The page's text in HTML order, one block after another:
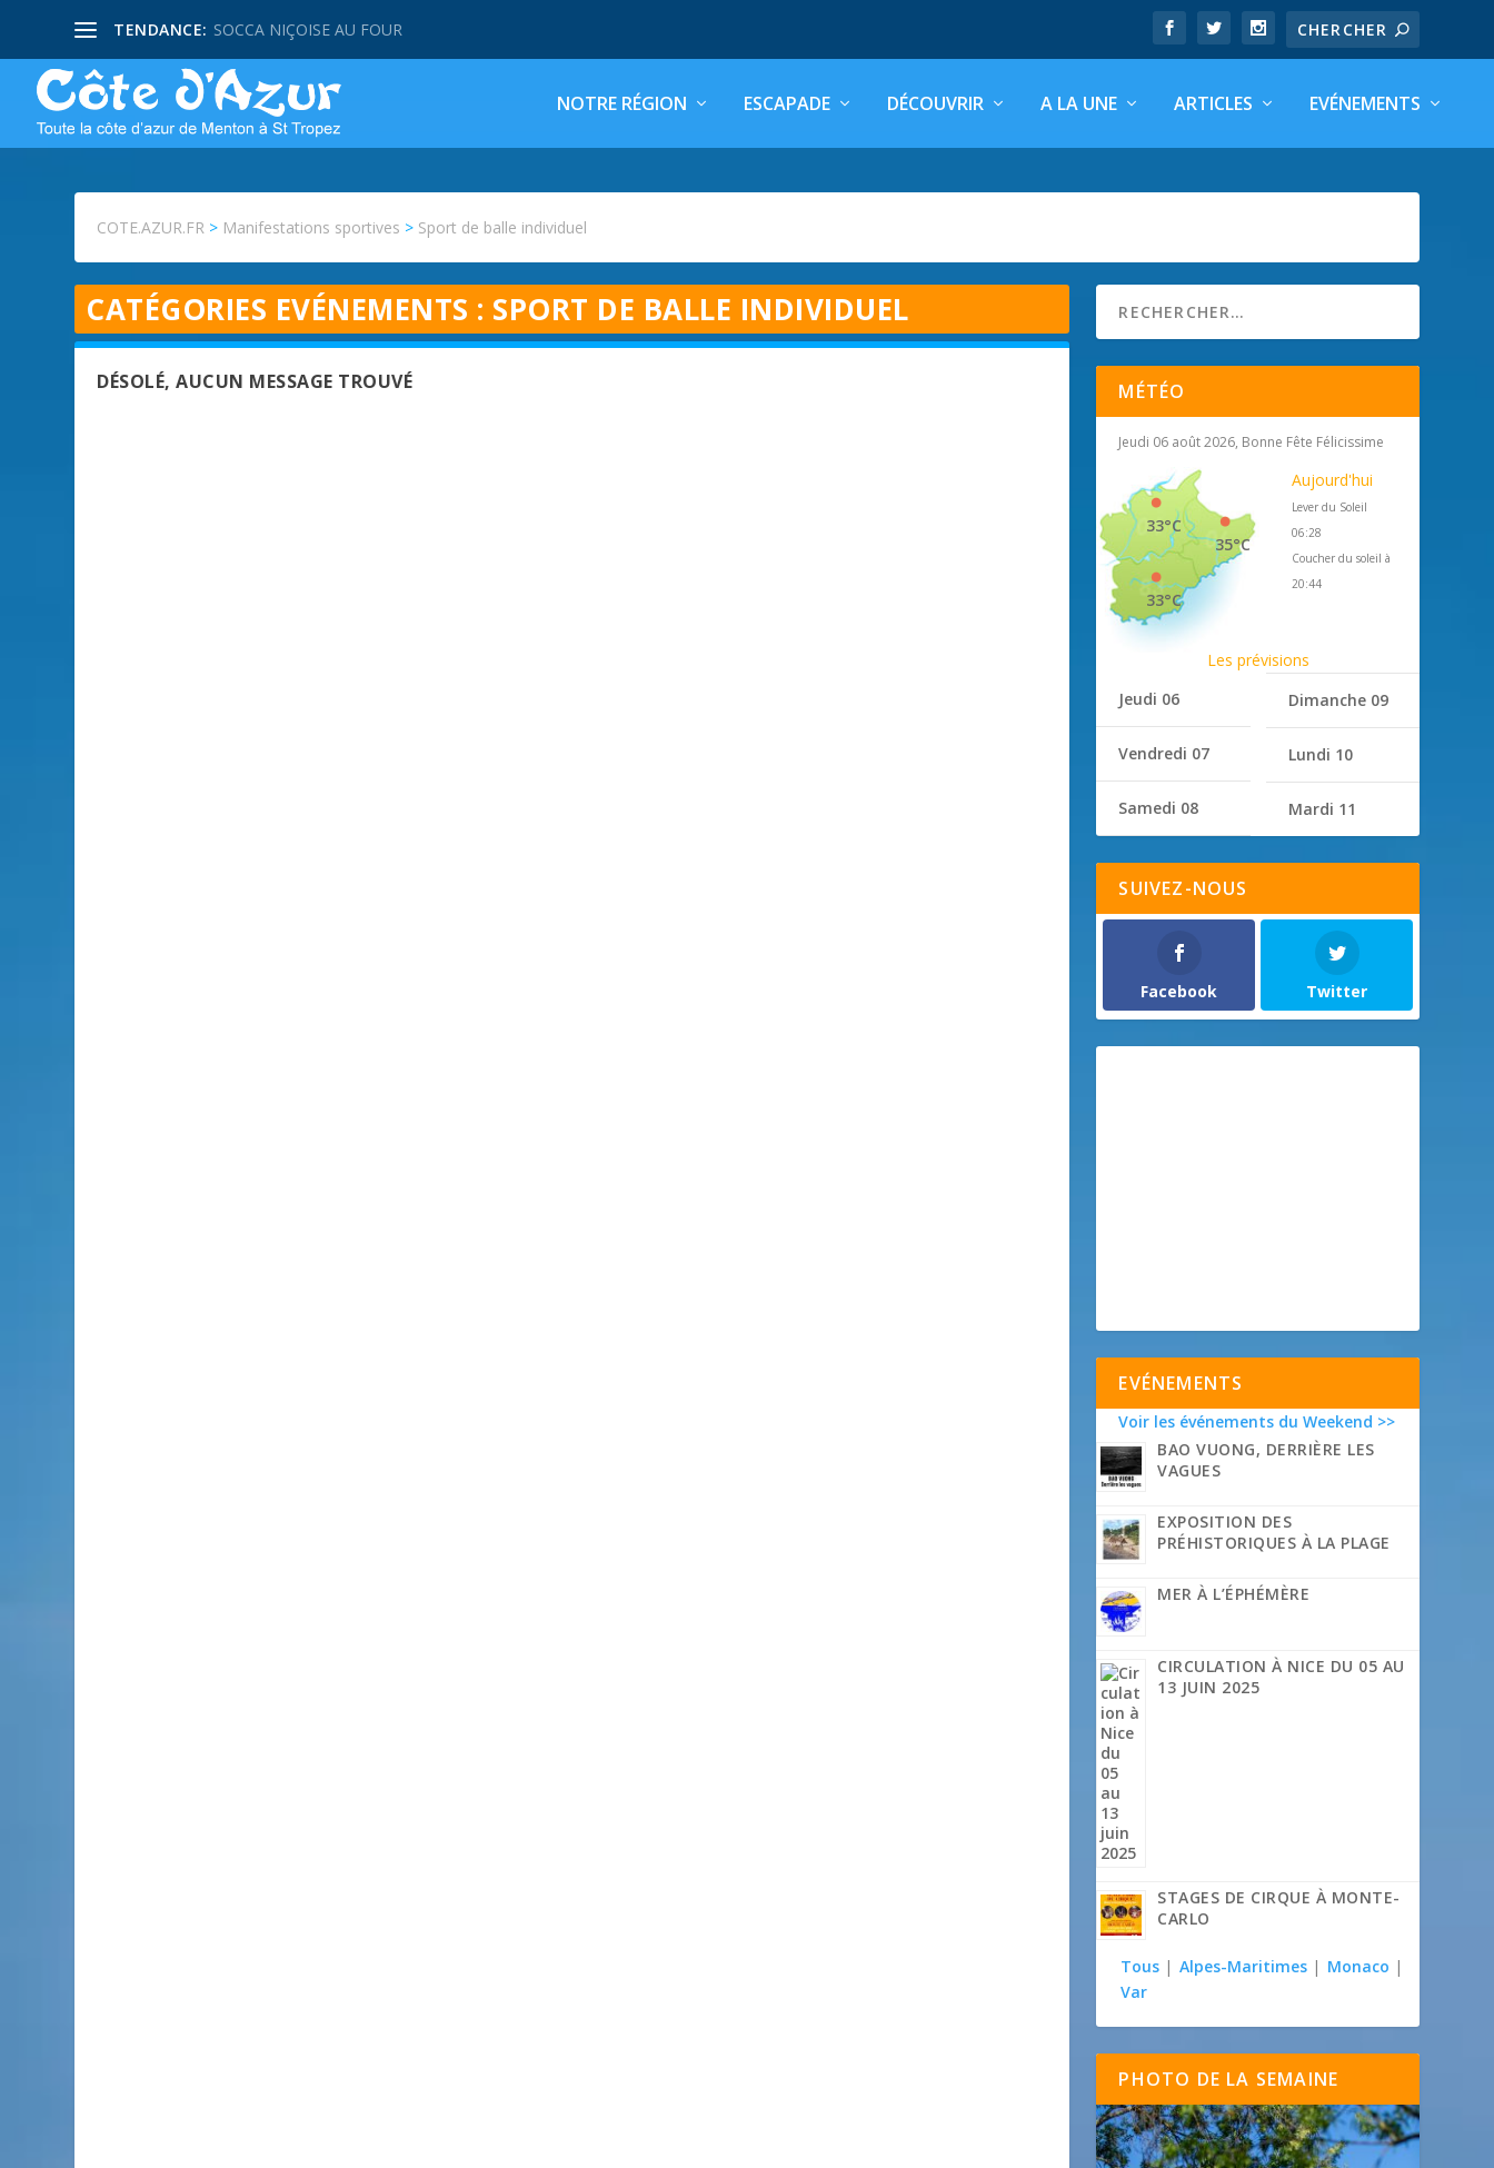
TENDANCE: SOCCA NIÇOISE AU FOUR
NOTRE RÉGION ESCAPADE DÉCOUVRIR A LA UNE ARTICLES EVÉNEMENTS
COTE.AZUR.FR > Manifestations sportives > Sport de balle individuel
CATÉGORIES EVÉNEMENTS : SPORT DE BALLE INDIVIDUEL
DÉSOLÉ, AUCUN MESSAGE TROUVÉ MÉTÉO
Jeudi 06 août 2026, Bonne Fête Félicissime
35°C
33°C
33°C
Aujourd'hui
Lever du Soleil
06:28
Coucher du soleil à
20:44
Les prévisions
Jeudi 06
Vendredi 07
Samedi 08
Dimanche 09
Lundi 10
Mardi 11
SUIVEZ-NOUS
Facebook Twitter
EVÉNEMENTS
Voir les événements du Weekend >>
BAO VUONG, DERRIÈRE LES
VAGUES
EXPOSITION DES
PRÉHISTORIQUES À LA PLAGE
MER À L’ÉPHÉMÈRE
CIRCULATION À NICE DU 05 AU
13 JUIN 2025
STAGES DE CIRQUE À MONTE-
CARLO
Tous | Alpes-Maritimes | Monaco |
Var
PHOTO DE LA SEMAINE